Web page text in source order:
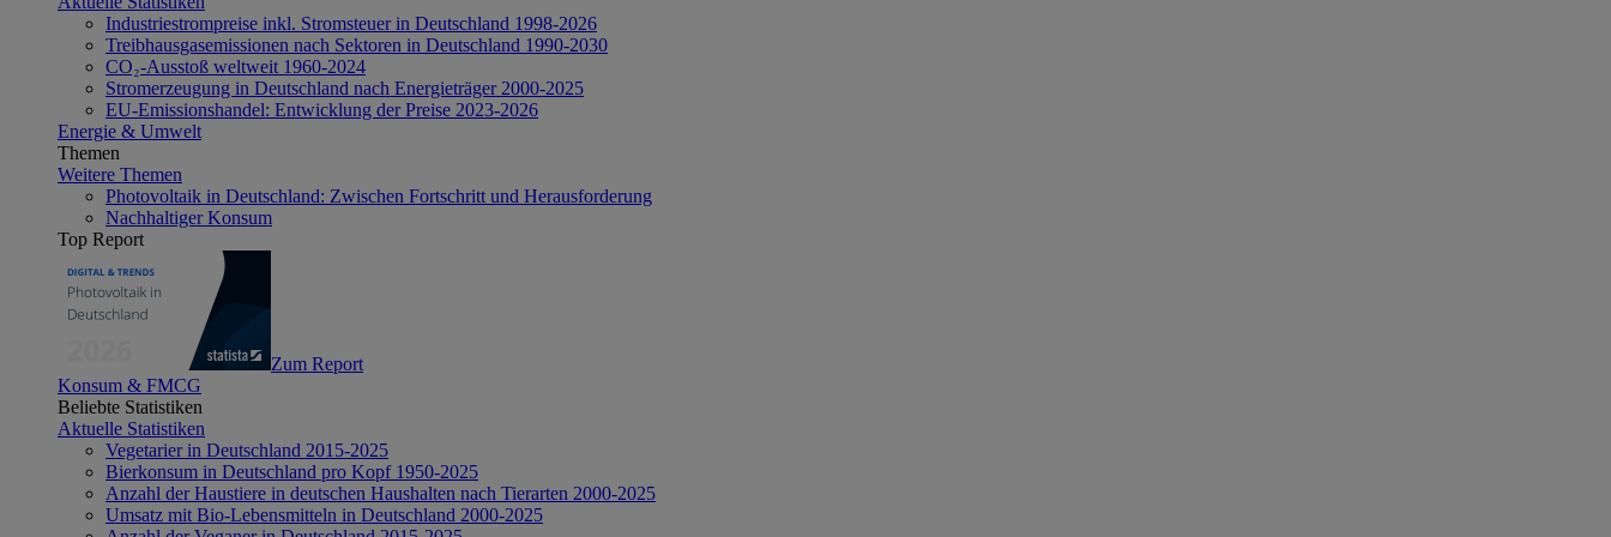
Industriestrompreise inkl. Stromsteuer in Deutschland 1998-2026
Treibhausgasemissionen nach Sektoren in Deutschland 1990-2030
CO₂-Ausstoß weltweit 1960-2024
Stromerzeugung in Deutschland nach Energieträger 2000-2025
EU-Emissionshandel: Entwicklung der Preise 2023-2026
Energie & Umwelt
Themen
Weitere Themen
Photovoltaik in Deutschland: Zwischen Fortschritt und Herausforderung
Nachhaltiger Konsum
Top Report
Zum Report
Konsum & FMCG
Beliebte Statistiken
Aktuelle Statistiken
Vegetarier in Deutschland 2015-2025
Bierkonsum in Deutschland pro Kopf 1950-2025
Anzahl der Haustiere in deutschen Haushalten nach Tierarten 2000-2025
Umsatz mit Bio-Lebensmitteln in Deutschland 2000-2025